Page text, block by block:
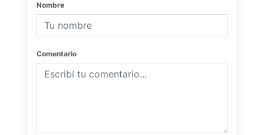
Nombre
Comentario